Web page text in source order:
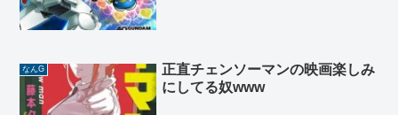
なんG
正直チェンソーマンの映画楽しみ
にしてる奴www